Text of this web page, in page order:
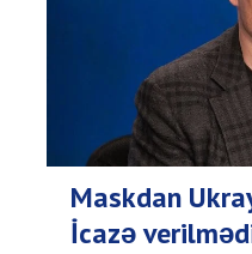
Maskdan
İcazə